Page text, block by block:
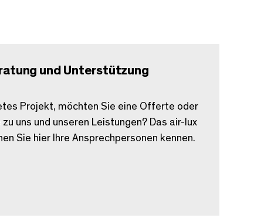
und Unterstützung
Projekt, möchten Sie eine Offerte oder
uns und unseren Leistungen? Das air-lux
Sie hier Ihre Ansprechpersonen kennen.